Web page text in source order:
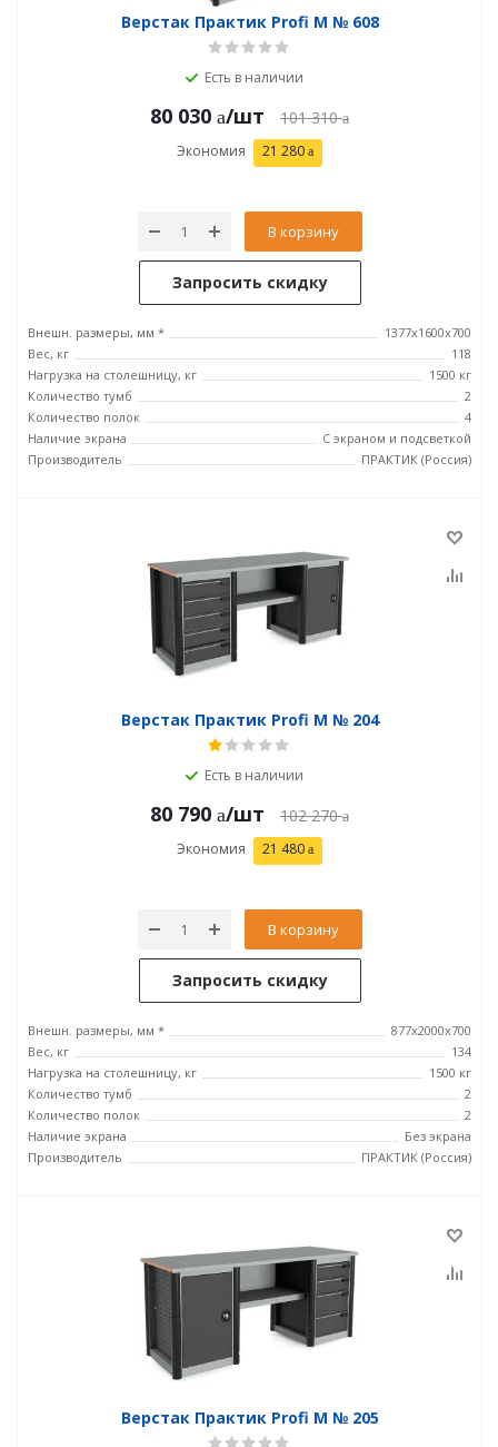
Верстак Практик Profi M № 608
Есть в наличии
80 030 /шт 101 310
Экономия 21 280
В корзину
Запросить скидку
Внешн. размеры, мм *
1377х1600х700
Вес, кг
118
Нагрузка на столешницу, кг
1500 кг
Количество тумб
2
Количество полок
4
Наличие экрана
С экраном и подсветкой
Производитель
ПРАКТИК (Россия)
Верстак Практик Profi M № 204
Есть в наличии
80 790 /шт 102 270
Экономия 21 480
В корзину
Запросить скидку
Внешн. размеры, мм *
877х2000х700
Вес, кг
134
Нагрузка на столешницу, кг
1500 кг
Количество тумб
2
Количество полок
2
Наличие экрана
Без экрана
Производитель
ПРАКТИК (Россия)
Верстак Практик Profi M № 205